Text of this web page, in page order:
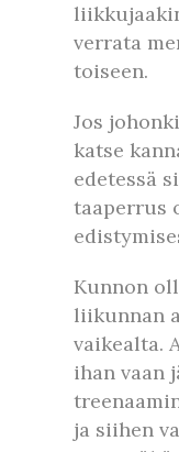
verrata
toiseen.
Jos
katse
edetessä
taaperrus
Kunnon
liikunnan
vaikealta.
ihan vaan
ja siihen